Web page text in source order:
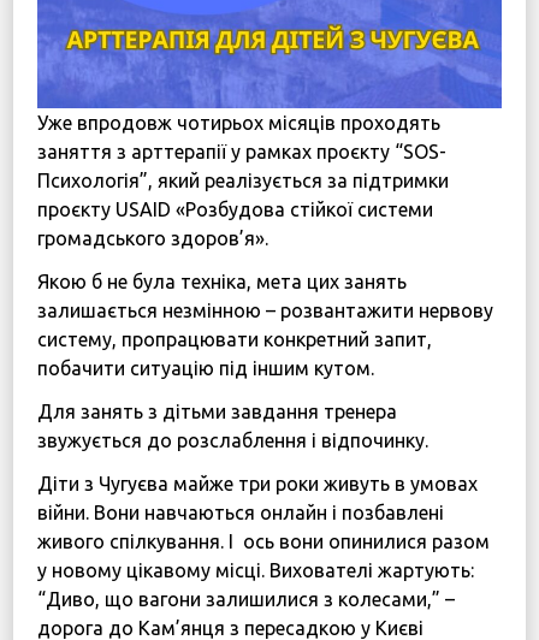
Уже впродовж чотирьох місяців проходять
заняття з арттерапії у рамках проєкту “SOS-
Психологія”, який реалізується за підтримки
проєкту USAID «Розбудова стійкої системи
громадського здоров’я».
Якою б не була техніка, мета цих занять
залишається незмінною – розвантажити нервову
систему, пропрацювати конкретний запит,
побачити ситуацію під іншим кутом.
Для занять з дітьми завдання тренера
звужується до розслаблення і відпочинку.
Діти з Чугуєва майже три роки живуть в умовах
війни. Вони навчаються онлайн і позбавлені
живого спілкування. І ось вони опинилися разом
у новому цікавому місці. Вихователі жартують:
“Диво, що вагони залишилися з колесами,” –
дорога до Кам’янця з пересадкою у Києві